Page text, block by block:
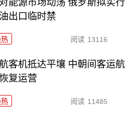
能源市场动荡 俄罗斯拟实行
出口临时禁
阅读 13116
客机抵达平壤 中朝间客运航
复运营
阅读 11485